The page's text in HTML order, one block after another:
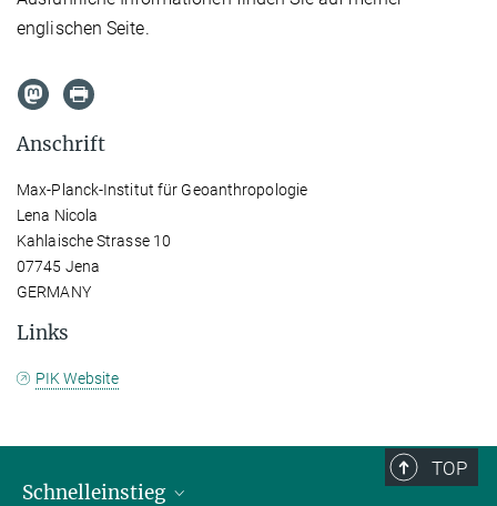
englischen Seite.
Anschrift
Max-Planck-Institut für Geoanthropologie
Lena Nicola
Kahlaische Strasse 10
07745 Jena
GERMANY
Links
PIK Website
TOP
Schnelleinstieg